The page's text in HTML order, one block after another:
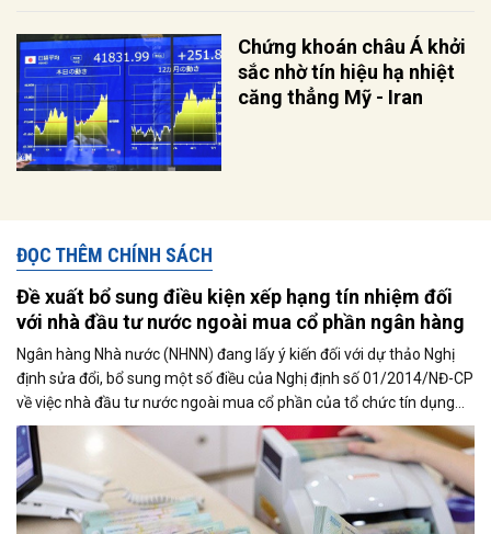
Chứng khoán châu Á khởi
sắc nhờ tín hiệu hạ nhiệt
căng thẳng Mỹ - Iran
ĐỌC THÊM CHÍNH SÁCH
Đề xuất bổ sung điều kiện xếp hạng tín nhiệm đối
với nhà đầu tư nước ngoài mua cổ phần ngân hàng
Ngân hàng Nhà nước (NHNN) đang lấy ý kiến đối với dự thảo Nghị
định sửa đổi, bổ sung một số điều của Nghị định số 01/2014/NĐ-CP
về việc nhà đầu tư nước ngoài mua cổ phần của tổ chức tín dụng
Việt Nam và Nghị định số 86/2024/NĐ-CP. Đáng chú ý, dự thảo đề
xuất bổ sung điều kiện về xếp hạng tín nhiệm đối với tổ chức nước
ngoài sở hữu từ 10% vốn điều lệ trở lên tại tổ chức tín dụng Việt
Nam, đồng thời rút ngắn thời gian giải quyết hồ sơ xuống còn 19
ngày làm việc.